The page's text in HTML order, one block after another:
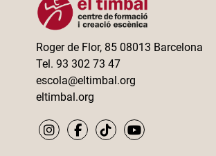
Roger de Flor, 85 08013 Barcelona
Tel. 93 302 73 47
escola@eltimbal.org
eltimbal.org